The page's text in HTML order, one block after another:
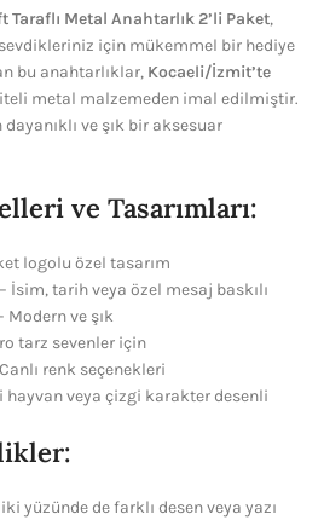
Taraflı Metal Anahtarlık 2’li Paket,
için mükemmel bir hediye
bu anahtarlıklar, Kocaeli/İzmit’te
metal malzemeden imal edilmiştir.
ve şık bir aksesuar
ve Tasarımları:
logolu özel tasarım
– İsim, tarih veya özel mesaj baskılı
Modern ve şık
tarz sevenler için
renk seçenekleri
hayvan veya çizgi karakter desenli
iki yüzünde de farklı desen veya yazı